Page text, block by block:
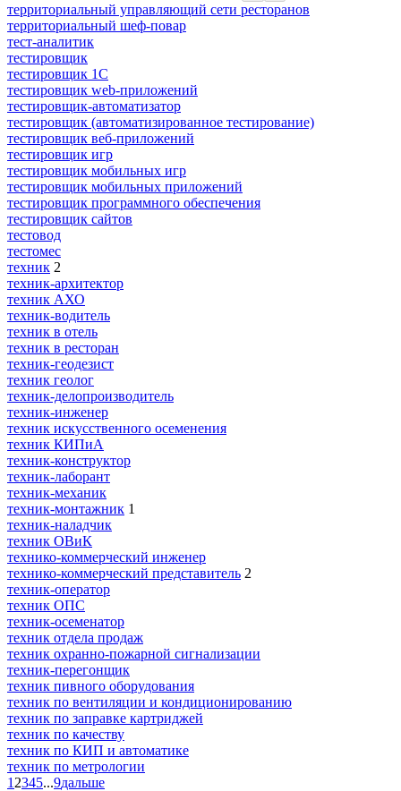
территориальный управляющий сети ресторанов
территориальный шеф-повар
тест-аналитик
тестировщик
тестировщик 1С
тестировщик web-приложений
тестировщик-автоматизатор
тестировщик (автоматизированное тестирование)
тестировщик веб-приложений
тестировщик игр
тестировщик мобильных игр
тестировщик мобильных приложений
тестировщик программного обеспечения
тестировщик сайтов
тестовод
тестомес
техник 2
техник-архитектор
техник АХО
техник-водитель
техник в отель
техник в ресторан
техник-геодезист
техник геолог
техник-делопроизводитель
техник-инженер
техник искусственного осеменения
техник КИПиА
техник-конструктор
техник-лаборант
техник-механик
техник-монтажник 1
техник-наладчик
техник ОВиК
технико-коммерческий инженер
технико-коммерческий представитель 2
техник-оператор
техник ОПС
техник-осеменатор
техник отдела продаж
техник охранно-пожарной сигнализации
техник-перегонщик
техник пивного оборудования
техник по вентиляции и кондиционированию
техник по заправке картриджей
техник по качеству
техник по КИП и автоматике
техник по метрологии
1 2345...9дальше